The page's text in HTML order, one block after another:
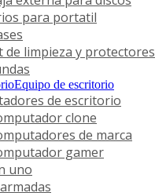
para portatil
de limpieza y protectores
Equipo de escritorio
de escritorio
clone
de marca
gamer
uno